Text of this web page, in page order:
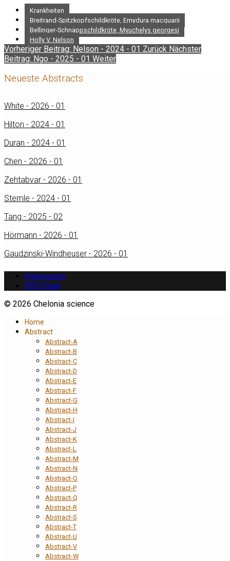
Krankheiten
Breitrand-Spitzkopfschildkröte, Emydura macquarii
Bellinger-Schnappschildkröte, Myuchelys georgesi
Holly V. Nelson
Vorheriger Beitrag: Nelson - 2024 - 01 Zurück Nächster
Beitrag: Ngo - 2025 - 01 Weiter
Neueste Abstracts
White - 2026 - 01
Hilton - 2024 - 01
Duran - 2024 - 01
Chen - 2026 - 01
Zehtabvar - 2026 - 01
Stemle - 2024 - 01
Tang - 2025 - 02
Hörmann - 2026 - 01
Gaudzinski-Windheuser - 2026 - 01
Impressum
RSS Feed
© 2026 Chelonia science
Home
Abstract
Abstract-A
Abstract-B
Abstract-C
Abstract-D
Abstract-E
Abstract-F
Abstract-G
Abstract-H
Abstract-I
Abstract-J
Abstract-K
Abstract-L
Abstract-M
Abstract-N
Abstract-O
Abstract-P
Abstract-Q
Abstract-R
Abstract-S
Abstract-T
Abstract-U
Abstract-V
Abstract-W